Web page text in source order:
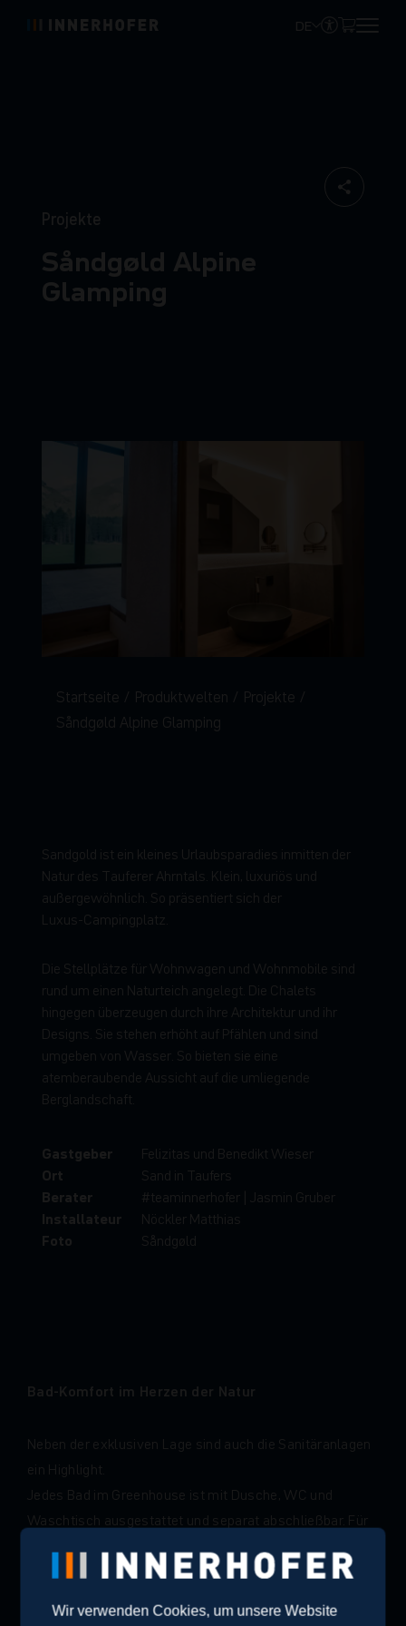
DE
Projekte
Såndgøld Alpine
Glamping
Startseite Produktwelten
Projekte
Såndgøld Alpine Glamping
S an d g o ld is t e in kle in e s U rlau b s p arad ie s in m itte n d e r
Natu rd e s Tau fe re rAh rn tals K le in , lu u riö s u n d
au ß e rg e wö h n lic h S o p räs e n tie rt s ic h d e r
L u u s -C am p in g p latz
D ie S te llp lätze fü rW o h n wag e n u n d W o h n m o b ile s in d
ru n d u m e in e n Natu rte ic h an g e le g t D ie C h ale ts
h in g e g e n ü b e rze u g e n d u rc h ih re Arc h ite ktu ru n d ih r
D e s ig n s S ie s te h e n e rh ö h t au f P fäh le n u n d s in d
u m g e b e n o n W as s e r S o b ie te n s ie e in e
ate m b e rau b e n d e Au s s ic h t au f d ie u m lie g e n d e
Be rg lan d s c h aft
Gastgeber Felizitas und Benedikt Wieser
Ort Sand in Taufers
Berater #teaminnerhofer | Jasmin Gruber
Installateur Nöckler Matthias
Foto Såndgøld
Bad-Komfort im Herzen der Natur
Neben der exklusiven Lage sind auch die Sanitäranlagen
ein Highlight.
Jedes Bad im Greenhouse ist mit Dusche, WC und
Waschtisch ausgestattet und separat abschließbar. Für
Annehmlichkeiten wünschen gibt es die mietbaren
werden können. Camping de luxe.
Wir verwenden Cookies, um unsere Website